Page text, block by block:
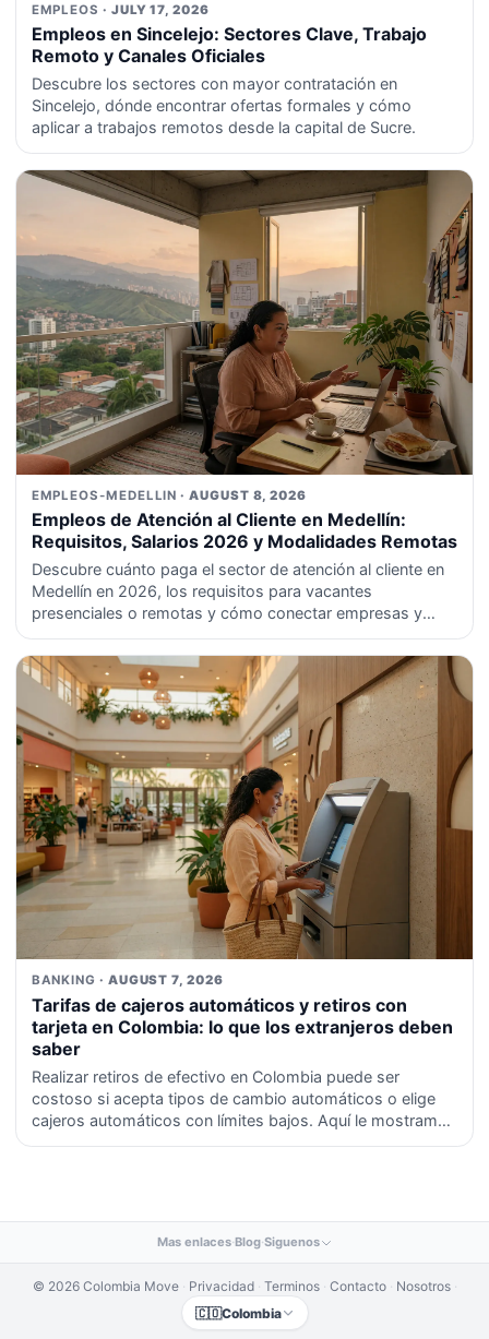
EMPLEOS · JULY 17, 2026
Empleos en Sincelejo: Sectores Clave, Trabajo
Remoto y Canales Oficiales
Descubre los sectores con mayor contratación en
Sincelejo, dónde encontrar ofertas formales y cómo
aplicar a trabajos remotos desde la capital de Sucre.
EMPLEOS-MEDELLIN · AUGUST 8, 2026
Empleos de Atención al Cliente en Medellín:
Requisitos, Salarios 2026 y Modalidades Remotas
Descubre cuánto paga el sector de atención al cliente en
Medellín en 2026, los requisitos para vacantes
presenciales o remotas y cómo conectar empresas y
talento sin intermediarios ni comisiones.
BANKING · AUGUST 7, 2026
Tarifas de cajeros automáticos y retiros con
tarjeta en Colombia: lo que los extranjeros deben
saber
Realizar retiros de efectivo en Colombia puede ser
costoso si acepta tipos de cambio automáticos o elige
cajeros automáticos con límites bajos. Aquí le mostramos
cómo minimizar los recargos, proteger su tarjeta y
Mas enlaces·Blog·Siguenos
© 2026 Colombia Move · Privacidad · Terminos · Contacto · Nosotros ·
🇨🇴Colombia